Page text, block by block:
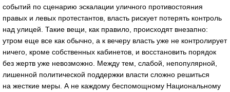
событий по сценарию эскалации уличного противостояния
правых и левых протестантов, власть рискует потерять контроль
над улицей. Такие вещи, как правило, происходят внезапно:
утром еще все как обычно, а к вечеру власть уже не контролирует
ничего, кроме собственных кабинетов, и восстановить порядок
без жертв уже невозможно. Между тем, слабой, непопулярной,
лишенной политической поддержки власти сложно решиться
на жесткие меры. А не каждому беспомощному Национальному